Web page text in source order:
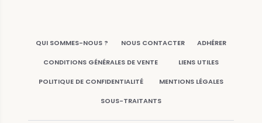
QUI SOMMES-NOUS ? NOUS CONTACTER ADHÉRER
CONDITIONS GÉNÉRALES DE VENTE LIENS UTILES
POLITIQUE DE CONFIDENTIALITÉ MENTIONS LÉGALES
SOUS-TRAITANTS